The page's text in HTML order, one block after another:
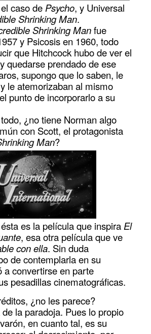
caso de Psycho, y Universal
Shrinking Man.
Shrinking Manfue
y Psicosis en 1960, todo
que Hitchcock hubo de ver el
quedarse prendado de ese
supongo que lo saben, le
le atemorizaban al mismo
punto de incorporarlo a su
¿no tiene Norman algo
con Scott, el protagonista
Man?
es la película que inspira El
, esa otra película que ve
con ella. Sin duda
de contemplarla en su
a convertirse en parte
pesadillas cinematográficas.
¿no les parece?
la paradoja. Pues lo propio
en cuanto tal, es su